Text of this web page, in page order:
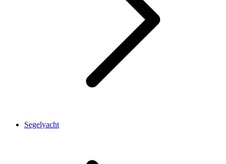
Segelyacht